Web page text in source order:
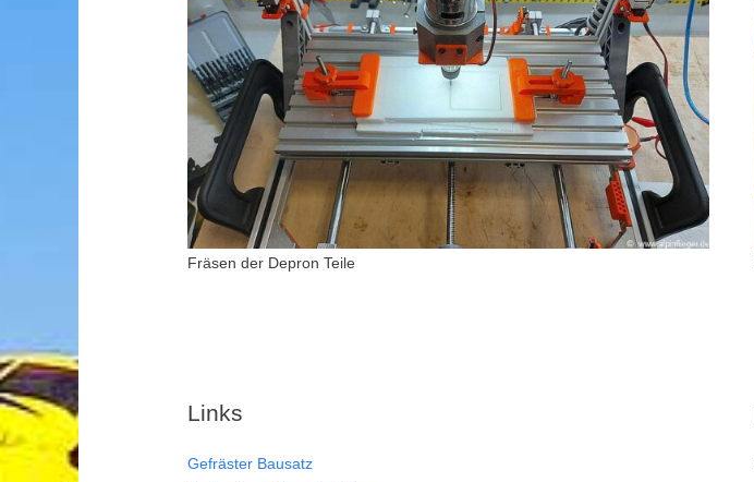
Fräsen der Depron Teile
Links
Gefräster Bausatz